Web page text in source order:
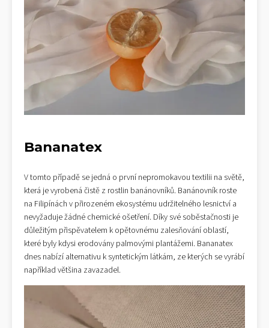
Bananatex
V tomto případě se jedná o první nepromokavou textilii na světě,
která je vyrobená čistě z rostlin banánovníků. Banánovník roste
na Filipínách v přirozeném ekosystému udržitelného lesnictví a
nevyžaduje žádné chemické ošetření. Díky své soběstačnosti je
důležitým přispěvatelem k opětovnému zalesňování oblastí,
které byly kdysi erodovány palmovými plantážemi. Bananatex
dnes nabízí alternativu k syntetickým látkám, ze kterých se vyrábí
například většina zavazadel.